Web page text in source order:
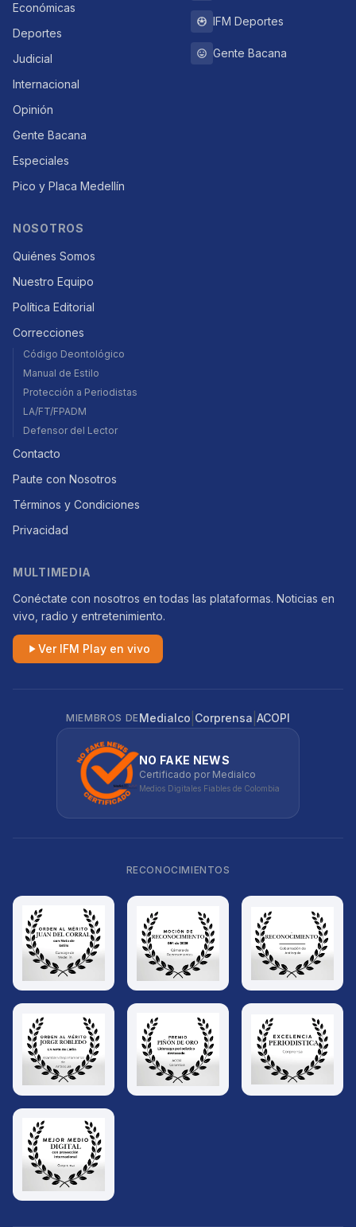
Económicas
Deportes
Judicial
Internacional
Opinión
Gente Bacana
Especiales
Pico y Placa Medellín
IFM Deportes
Gente Bacana
NOSOTROS
Quiénes Somos
Nuestro Equipo
Política Editorial
Correcciones
Código Deontológico
Manual de Estilo
Protección a Periodistas
LA/FT/FPADM
Defensor del Lector
Contacto
Paute con Nosotros
Términos y Condiciones
Privacidad
MULTIMEDIA
Conéctate con nosotros en todas las plataformas. Noticias en
vivo, radio y entretenimiento.
Ver IFM Play en vivo
MIEMBROS DEMedialco Corprensa ACOPI
NO FAKE NEWS
Certificado por Medialco
Medios Digitales Fiables de Colombia
RECONOCIMIENTOS